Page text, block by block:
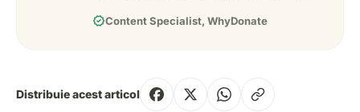
verifiedContent Specialist, WhyDonate
Distribuie acest articol